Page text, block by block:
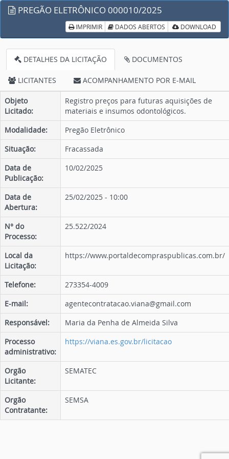
PREGÃO ELETRÔNICO 000010/2025
IMPRIMIR DADOS ABERTOS DOWNLOAD
DETALHES DA LICITAÇÃO DOCUMENTOS
LICITANTES ACOMPANHAMENTO POR E-MAIL
Objeto
Licitado:
Registro preços para futuras aquisições de
materiais e insumos odontológicos.
Modalidade:
Pregão Eletrônico
Situação:
Fracassada
Data de
Publicação:
10/02/2025
Data de
Abertura:
25/02/2025 - 10:00
N° do
Processo:
25.522/2024
Local da
Licitação:
https://www.portaldecompraspublicas.com.br/
Telefone:
273354-4009
E-mail:
agentecontratacao.viana@gmail.com
Responsável:
Maria da Penha de Almeida Silva
Processo
administrativo:
https://viana.es.gov.br/licitacao
Orgão
Licitante:
SEMATEC
Orgão
Contratante:
SEMSA